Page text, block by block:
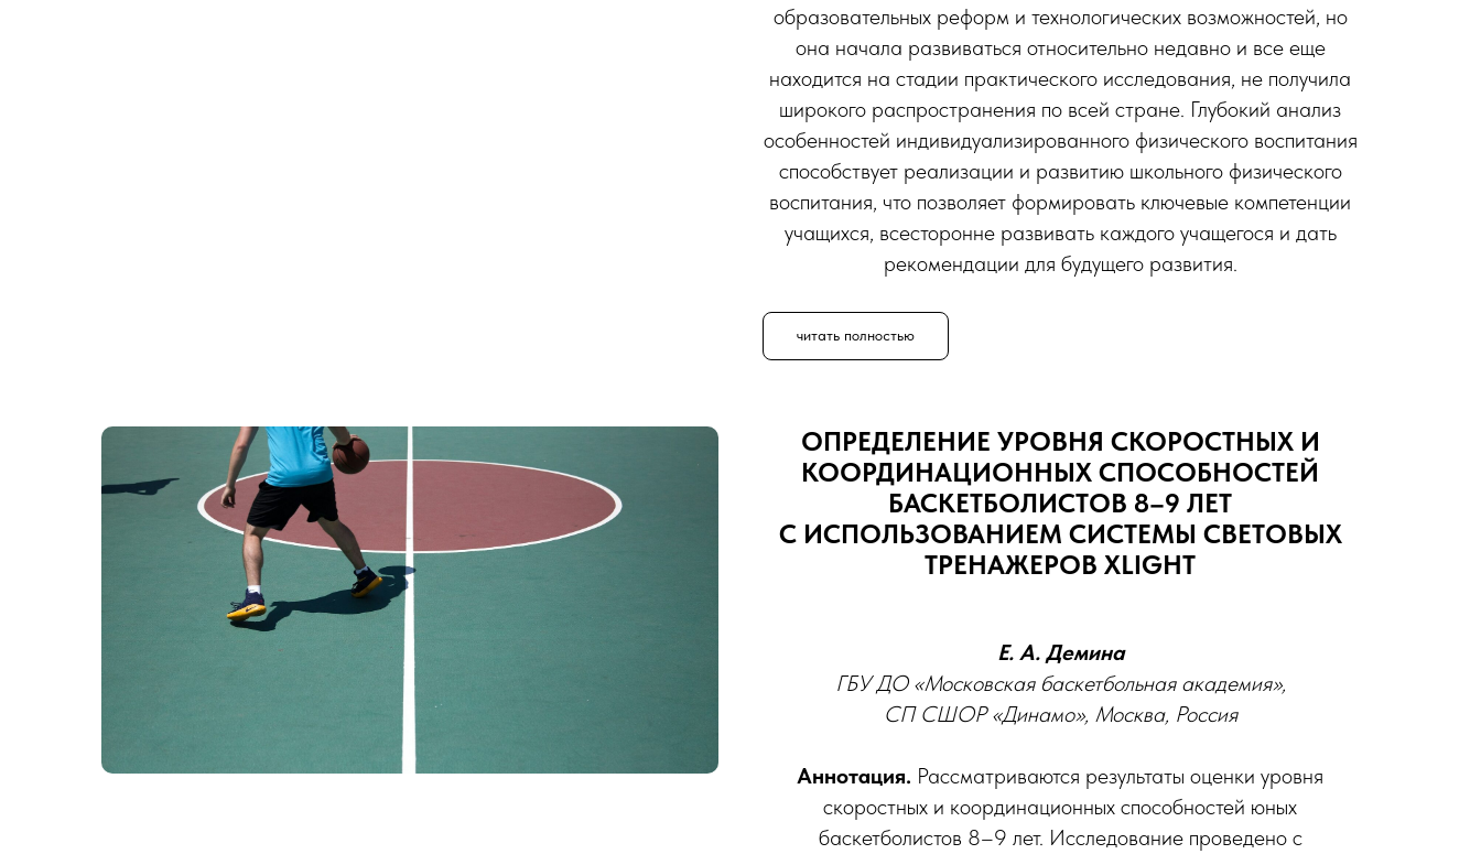
образовательных реформ и технологических возможностей, но
она начала развиваться относительно недавно и все еще
находится на стадии практического исследования, не получила
широкого распространения по всей стране. Глубокий анализ
особенностей индивидуализированного физического воспитания
способствует реализации и развитию школьного физического
воспитания, что позволяет формировать ключевые компетенции
учащихся, всесторонне развивать каждого учащегося и дать
рекомендации для будущего развития.
читать полностью
ОПРЕДЕЛЕНИЕ УРОВНЯ СКОРОСТНЫХ И
КООРДИНАЦИОННЫХ СПОСОБНОСТЕЙ
БАСКЕТБОЛИСТОВ 8–9 ЛЕТ
С ИСПОЛЬЗОВАНИЕМ СИСТЕМЫ СВЕТОВЫХ
ТРЕНАЖЕРОВ XLIGHT
Е. А. Демина
ГБУ ДО «Московская баскетбольная академия»,
СП СШОР «Динамо», Москва, Россия
Аннотация. Рассматриваются результаты оценки уровня
скоростных и координационных способностей юных
баскетболистов 8–9 лет. Исследование проведено с